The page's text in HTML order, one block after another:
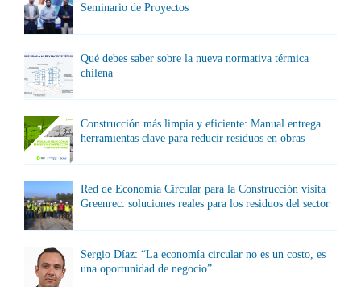
Seminario de Proyectos
Qué debes saber sobre la nueva normativa térmica
chilena
Construcción más limpia y eficiente: Manual entrega
herramientas clave para reducir residuos en obras
Red de Economía Circular para la Construcción visita
Greenrec: soluciones reales para los residuos del sector
Sergio Díaz: “La economía circular no es un costo, es
una oportunidad de negocio”